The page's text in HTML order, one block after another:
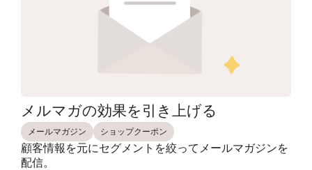
メルマガの効果を引き上げる
メールマガジン ショップクーポン
顧客情報を元にセグメントを絞ってメールマガジンを
配信。